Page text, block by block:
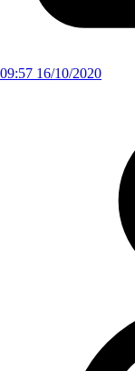
09:57 16/10/2020